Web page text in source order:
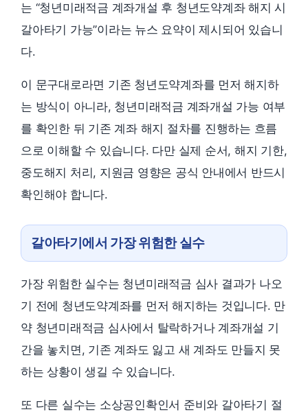
는 “청년미래적금 계좌개설 후 청년도약계좌 해지 시
갈아타기 가능”이라는 뉴스 요약이 제시되어 있습니
다.
이 문구대로라면 기존 청년도약계좌를 먼저 해지하
는 방식이 아니라, 청년미래적금 계좌개설 가능 여부
를 확인한 뒤 기존 계좌 해지 절차를 진행하는 흐름
으로 이해할 수 있습니다. 다만 실제 순서, 해지 기한,
중도해지 처리, 지원금 영향은 공식 안내에서 반드시
확인해야 합니다.
갈아타기에서 가장 위험한 실수
가장 위험한 실수는 청년미래적금 심사 결과가 나오
기 전에 청년도약계좌를 먼저 해지하는 것입니다. 만
약 청년미래적금 심사에서 탈락하거나 계좌개설 기
간을 놓치면, 기존 계좌도 잃고 새 계좌도 만들지 못
하는 상황이 생길 수 있습니다.
또 다른 실수는 소상공인확인서 준비와 갈아타기 절